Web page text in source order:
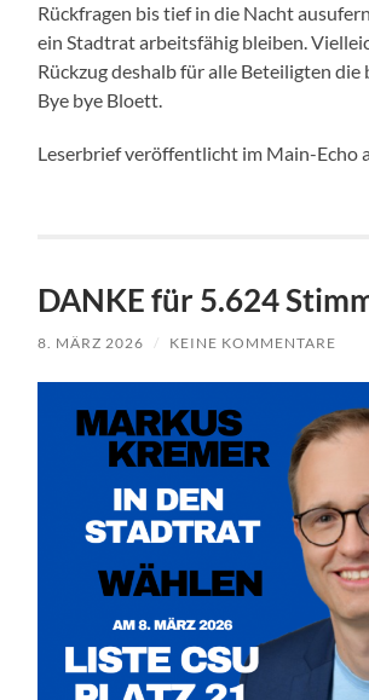
Rückfragen bis tief in die Nacht
ein Stadtrat arbeitsfähig bleiben.
Rückzug deshalb für alle Beteiligten die
Bye bye Bloett.
Leserbrief veröffentlicht im Main-Echo
DANKE für 5.624
8. MÄRZ 2026 / KEINE KOMMENTARE